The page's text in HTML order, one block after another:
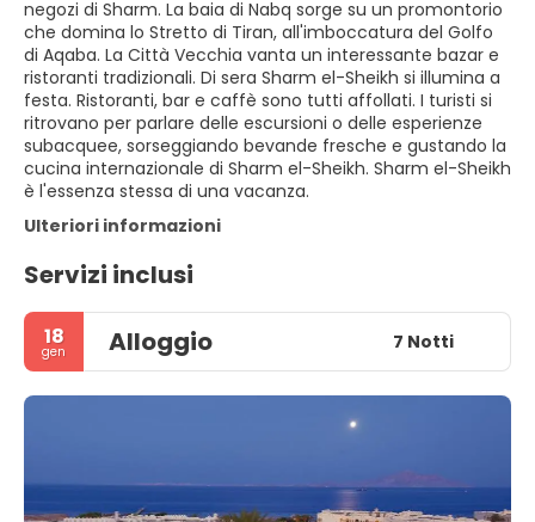
negozi di Sharm. La baia di Nabq sorge su un promontorio
che domina lo Stretto di Tiran, all'imboccatura del Golfo
di Aqaba. La Città Vecchia vanta un interessante bazar e
ristoranti tradizionali. Di sera Sharm el-Sheikh si illumina a
festa. Ristoranti, bar e caffè sono tutti affollati. I turisti si
ritrovano per parlare delle escursioni o delle esperienze
subacquee, sorseggiando bevande fresche e gustando la
cucina internazionale di Sharm el-Sheikh. Sharm el-Sheikh
è l'essenza stessa di una vacanza.
Ulteriori informazioni
Servizi inclusi
18
gen Alloggio 7 Notti